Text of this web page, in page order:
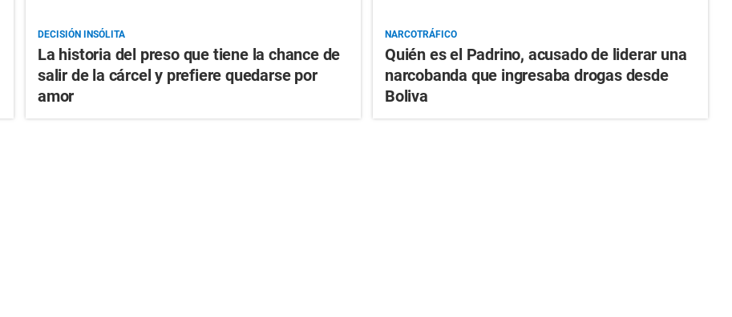
DECISIÓN INSÓLITA
La historia del preso que tiene la chance de
salir de la cárcel y prefiere quedarse por
amor
NARCOTRÁFICO
Quién es el Padrino, acusado de liderar una
narcobanda que ingresaba drogas desde
Boliva